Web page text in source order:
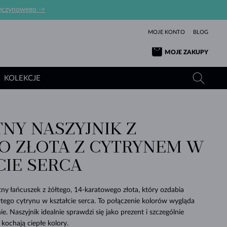
->
MOJE KONTO BLOG
MOJE ZAKUPY
WYJĄTKOWY
SPRAWDŹ
MIŁOŚĆ
SPRAWDŹ
ŻÓŁTE ZŁOTO
RÓŻOWE ZŁOTO
PIĘKNEM
TANZANITY
TOPAZY
TURMALINY
DLA NOWORODKÓW
ŚLUBNE
PIĘKNE
SPRAWDŹ
TURMALINY
MOŁDAWITY
MINERAŁY
BIAŁE ZŁOTO
ŻÓŁTE ZŁOTO
PROSTOTY
SPRAWDŹ
BRANSOLETKI
SPRAWDŹ
PERŁY
SPRAWDŹ
SZAFIRY
SZMARAGDY
MOŁDAWITY
ŚLUBNA
ŻÓŁTE ZŁOTO
BIŻUTERIA
SPRAWDŹ
PIĘKNO
SPRAWDŹ
KOLEKCJE
KOLEKCJE
SPRAWDŹ
NASZYJNIK Z
ZŁOTA Z CYTRYNEM W
SERCA
łańcuszek z żółtego, 14-karatowego złota, który ozdabia
cytrynu w kształcie serca. To połączenie kolorów wygląda
Naszyjnik idealnie sprawdzi się jako prezent i szczególnie
ciepłe kolory.